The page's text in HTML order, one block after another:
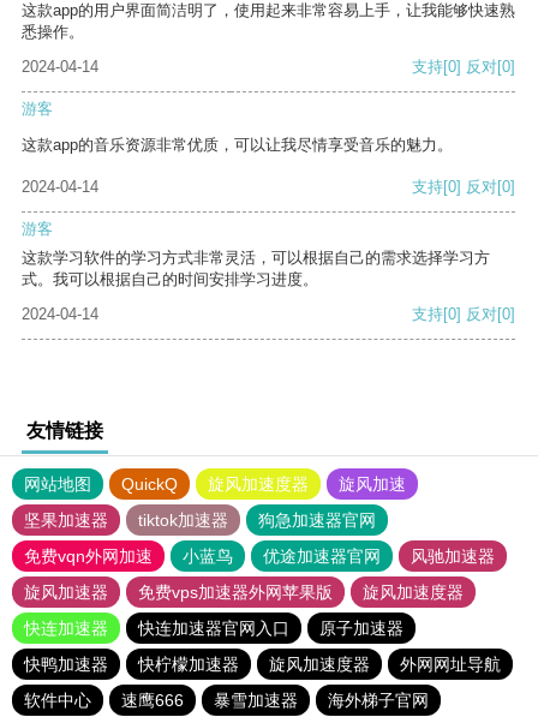
这款app的用户界面简洁明了，使用起来非常容易上手，让我能够快速熟
悉操作。
2024-04-14
支持[0] 反对[0]
游客
这款app的音乐资源非常优质，可以让我尽情享受音乐的魅力。
2024-04-14 支持[0] 反对[0]
游客
这款学习软件的学习方式非常灵活，可以根据自己的需求选择学习方
式。我可以根据自己的时间安排学习进度。
2024-04-14
支持[0] 反对[0]
友情链接
网站地图 QuickQ 旋风加速度器
旋风加速
坚果加速器
tiktok加速器
狗急加速器官网
免费vqn外网加速
小蓝鸟 优途加速器官网
风驰加速器
旋风加速器
免费vps加速器外网苹果版
旋风加速度器
快连加速器
快连加速器官网入口
原子加速器
快鸭加速器
快柠檬加速器 旋风加速度器
外网网址导航
软件中心
速鹰666 暴雪加速器 海外梯子官网